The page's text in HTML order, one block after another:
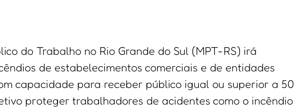
do Trabalho no Rio Grande do Sul (MPT-RS) irá
de estabelecimentos comerciais e de entidades
capacidade para receber público igual ou superior a 50
proteger trabalhadores de acidentes como o incêndio